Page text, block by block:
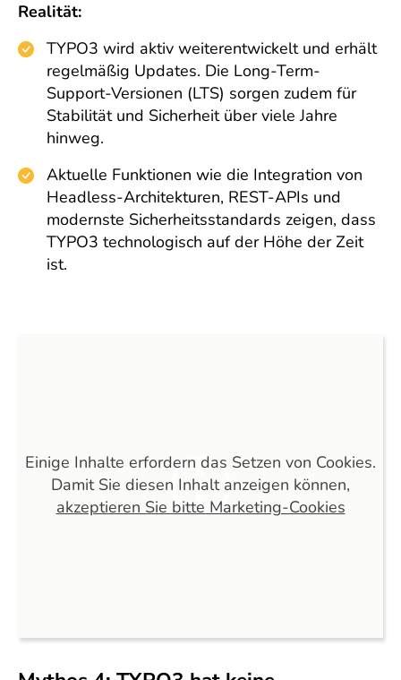
Realität:
TYPO3 wird aktiv weiterentwickelt und erhält
regelmäßig Updates. Die Long-Term-
Support-Versionen (LTS) sorgen zudem für
Stabilität und Sicherheit über viele Jahre
hinweg.
Aktuelle Funktionen wie die Integration von
Headless-Architekturen, REST-APIs und
modernste Sicherheitsstandards zeigen, dass
TYPO3 technologisch auf der Höhe der Zeit
ist.
Einige Inhalte erfordern das Setzen von Cookies.
Damit Sie diesen Inhalt anzeigen können,
akzeptieren Sie bitte Marketing-Cookies